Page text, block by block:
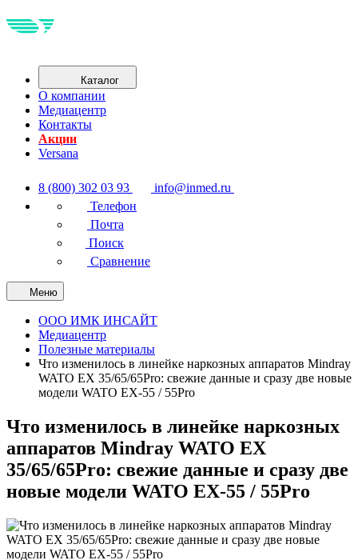
Каталог
О компании
Медиацентр
Контакты
Акции
Versana
8 (800) 302 03 93
info@inmed.ru
Телефон
Почта
Поиск
Сравнение
Меню
ООО ИМК ИНСАЙТ
Медиацентр
Полезные материалы
Что изменилось в линейке наркозных аппаратов Mindray
WATO EX 35/65/65Pro: свежие данные и сразу две новые
модели WATO EX-55 / 55Pro
Что изменилось в линейке наркозных
аппаратов Mindray WATO EX
35/65/65Pro: свежие данные и сразу две
новые модели WATO EX-55 / 55Pro